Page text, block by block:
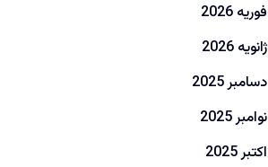
فوریه 2026
ژانویه 2026
دسامبر 2025
نوامبر 2025
اکتبر 2025